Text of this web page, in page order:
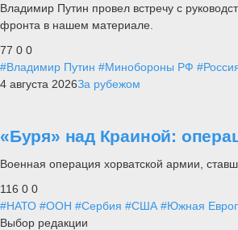
Владимир Путин провел встречу с
фронта в нашем материале.
77 0 0
#Владимир Путин #Минобороны РФ
4 августа 2026За рубежом
«Буря» над Краиной:
Военная операция хорватской армии,
116 0 0
#НАТО #ООН #Сербия #США #Южная
Выбор редакции